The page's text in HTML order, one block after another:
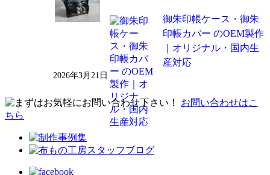
御朱印帳ケース・御朱
印帳カバー のOEM製作
｜オリジナル・国内生
産対応
2026年3月21日
お問い合わせはこ
ちら